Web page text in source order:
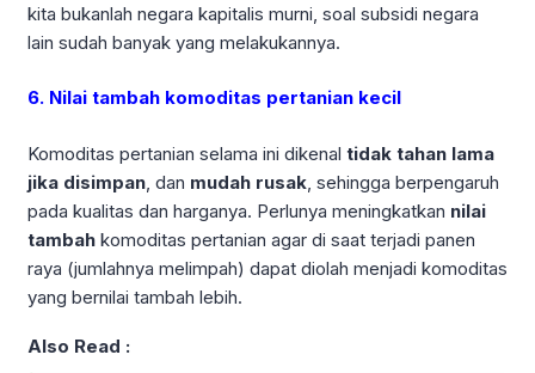
kita bukanlah negara kapitalis murni, soal subsidi negara
lain sudah banyak yang melakukannya.
6. Nilai tambah komoditas pertanian kecil
Komoditas pertanian selama ini dikenal tidak tahan lama
jika disimpan, dan mudah rusak, sehingga berpengaruh
pada kualitas dan harganya. Perlunya meningkatkan nilai
tambah komoditas pertanian agar di saat terjadi panen
raya (jumlahnya melimpah) dapat diolah menjadi komoditas
yang bernilai tambah lebih.
Also Read :